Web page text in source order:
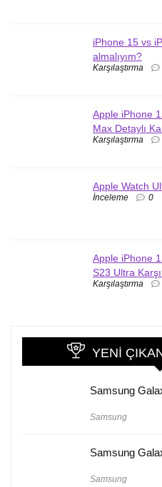
iPhone 15 vs
almalıyım?
Karşılaştırma
Apple iPhone
Max Detaylı
Karşılaştırma
Apple Watch
İnceleme 0
Apple iPhone
S23 Ultra
Karşılaştırma
YENI
Samsung
Samsung
Samsung
Samsung